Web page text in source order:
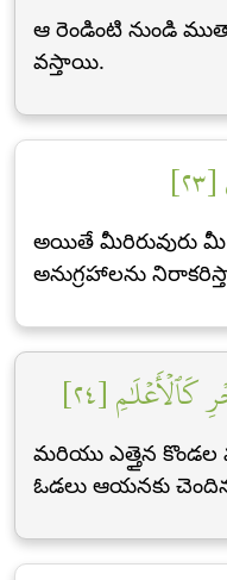
ఆ రెండింటి నుండి
వస్తాయి.
అయితే మీరిరువురు
అనుగ్రహాలను
كَٱلۡأَعۡلَٰمِ [٢٤]
మరియు ఎత్తైన
ఓడలు ఆయనకు